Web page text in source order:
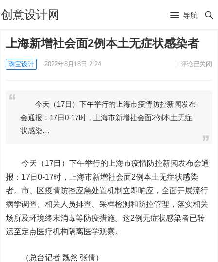
创意设计网 导航
上海新增社会面2例本土无症状感染者
珠宝设计 2022年8月18日 2:24 评论已关闭
今天（17日）下午举行的上海市疫情防控新闻发布
会通报：17日0-17时，上海市新增社会面2例本土无症
状感染…
今天（17日）下午举行的上海市疫情防控新闻发布会通
报：17日0-17时，上海市新增社会面2例本土无症状感染
者。市、区疫情防控应急处置机制立即响应，全面开展流行
病学调查、相关人员排查、采样检测和防控管理，落实相关
场所及环境终末消毒等防疫措施。这2例无症状感染者已转
运至定点医疗机构隔离医学观察。
（总台记者 魏然 张倩）